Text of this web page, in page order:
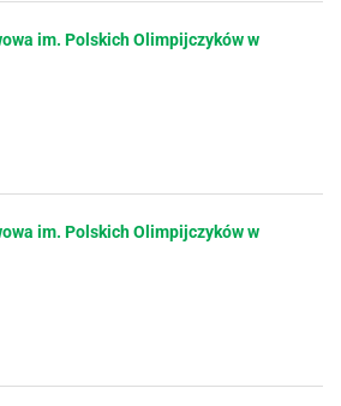
im. Polskich Olimpijczyków w
im. Polskich Olimpijczyków w